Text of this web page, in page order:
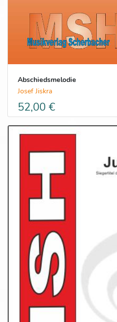
Abschiedsmelodie
Josef Jiskra
52,00 €